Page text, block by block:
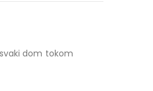
dom tokom